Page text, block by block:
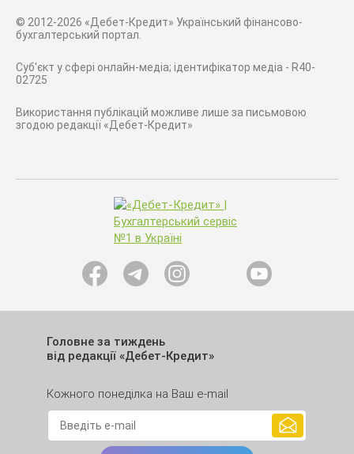
© 2012-2026 «Дебет-Кредит» Український фінансово-
бухгалтерський портал.
Суб'єкт у сфері онлайн-медіа; ідентифікатор медіа - R40-
02725
Використання публікацій можливе лише за письмовою
згодою редакції «Дебет-Кредит»
Головне за тиждень
від редакції «Дебет-Кредит»
Кожного понеділка на Ваш e-mail